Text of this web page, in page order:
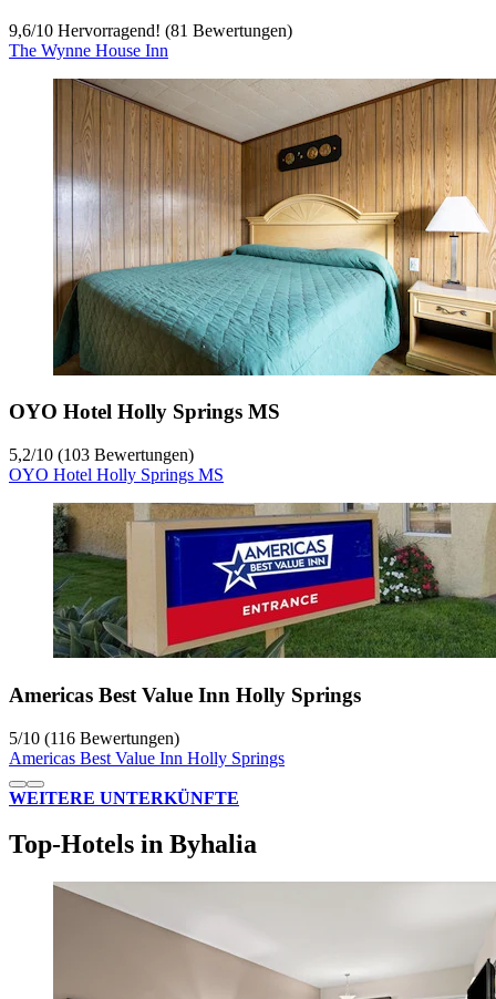
9,6/10 Hervorragend! (81 Bewertungen)
The Wynne House Inn
OYO Hotel Holly Springs MS
5,2/10 (103 Bewertungen)
OYO Hotel Holly Springs MS
Americas Best Value Inn Holly Springs
5/10 (116 Bewertungen)
Americas Best Value Inn Holly Springs
WEITERE UNTERKÜNFTE
Top-Hotels in Byhalia